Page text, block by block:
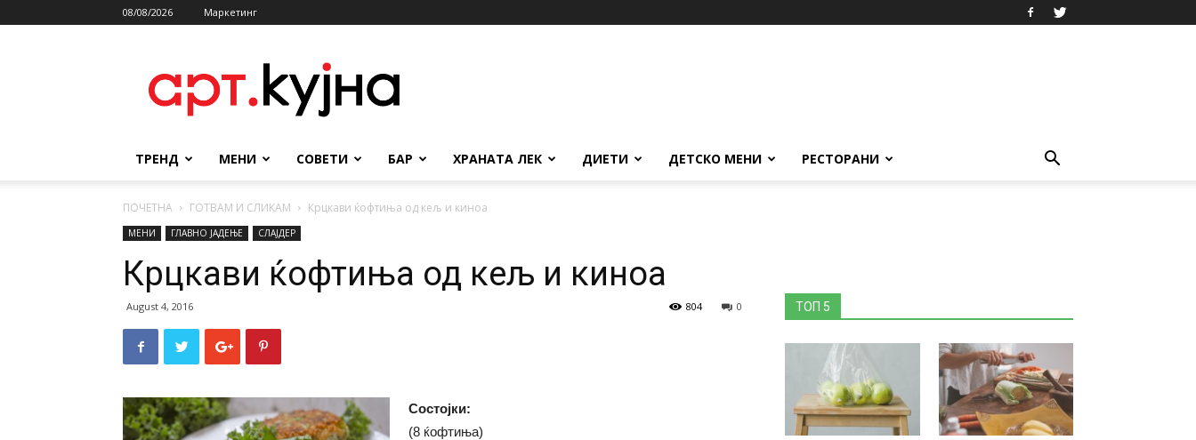
08/08/2026 Маркетинг
ТРЕНД МЕНИ СОВЕТИ БАР ХРАНАТА ЛЕК ДИЕТИ ДЕТСКО МЕНИ РЕСТОРАНИ
ПОЧЕТНА ГОТВАМ И СЛИКАМ Крцкави ќофтиња од кељ и киноа
МЕНИ ГЛАВНО ЈАДЕЊЕ СЛАЈДЕР
Крцкави ќофтиња од кељ и киноа
August 4, 2016 0
804
Состојки:
(8 ќофтиња)
ТОП 5